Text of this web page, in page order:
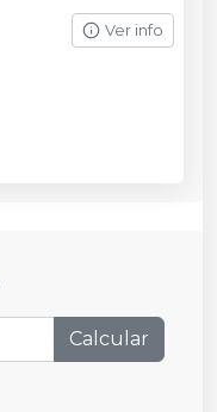
Ver info
Calcular